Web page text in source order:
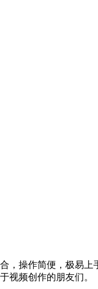
操作简便，极易
视频创作的朋友们。